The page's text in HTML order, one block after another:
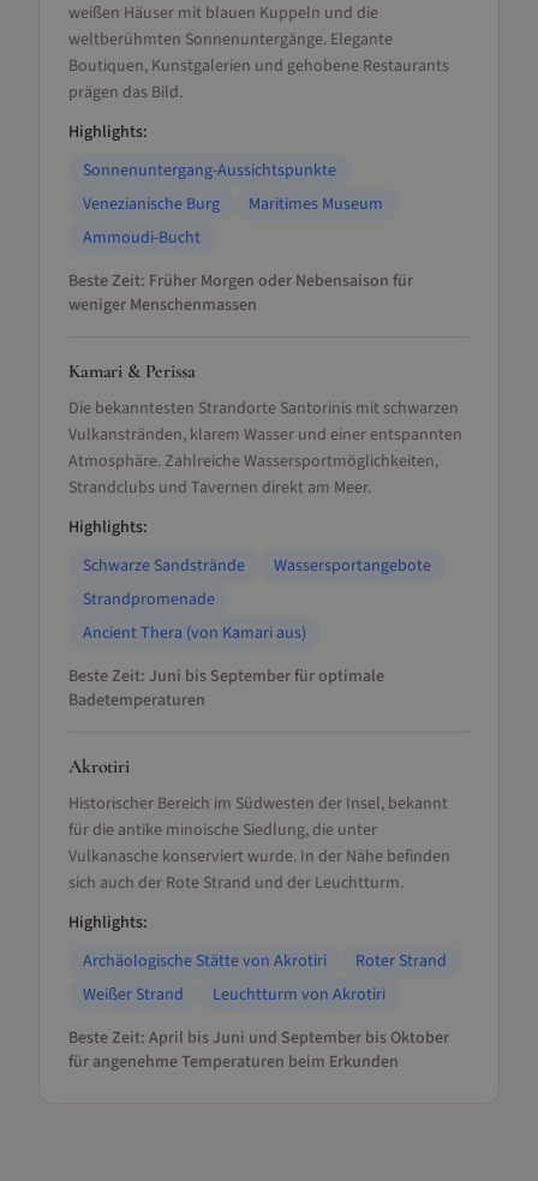
weißen Häuser mit blauen Kuppeln und die
weltberühmten Sonnenuntergänge. Elegante
Boutiquen, Kunstgalerien und gehobene Restaurants
prägen das Bild.
Highlights:
Sonnenuntergang-Aussichtspunkte
Venezianische Burg
Maritimes Museum
Ammoudi-Bucht
Beste Zeit: Früher Morgen oder Nebensaison für
weniger Menschenmassen
Kamari & Perissa
Die bekanntesten Strandorte Santorinis mit schwarzen
Vulkanstränden, klarem Wasser und einer entspannten
Atmosphäre. Zahlreiche Wassersportmöglichkeiten,
Strandclubs und Tavernen direkt am Meer.
Highlights:
Schwarze Sandstrände
Wassersportangebote
Strandpromenade
Ancient Thera (von Kamari aus)
Beste Zeit: Juni bis September für optimale
Badetemperaturen
Akrotiri
Historischer Bereich im Südwesten der Insel, bekannt
für die antike minoische Siedlung, die unter
Vulkanasche konserviert wurde. In der Nähe befinden
sich auch der Rote Strand und der Leuchtturm.
Highlights:
Archäologische Stätte von Akrotiri
Roter Strand
Weißer Strand
Leuchtturm von Akrotiri
Beste Zeit: April bis Juni und September bis Oktober
für angenehme Temperaturen beim Erkunden